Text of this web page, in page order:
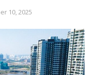
10, 2025